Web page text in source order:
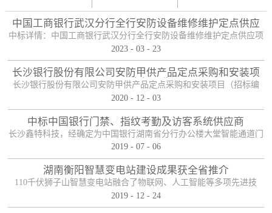
中国工商银行武汉分行全行安防设备维修维护定点供应
项目
中标详情：中国工商银行武汉分行全行安防设备维修维护定点供应项
目（项目编号：HBZTH-FW-2022-106），于2023年2月3日以公开招
定贵单位为本项目2包的入围供应商。中标产品：防护舱
2023 - 03 - 23
长沙银行股份有限公司安防甲供产品定点采购和安装项
目——中标公告
长沙银行股份有限公司安防甲供产品定点采购和安装项目（招标编
号：0646-204HNGL500）评标工作已经结束，经评标委员会认真评
的中标人。包一采购内容为：1、甲级木质防火门；2、防尾随联动互
锁安全门；3、自助银行安全防护门；4、甲级防盗安全门（优质
钢）；5、钢化玻璃自动感应门、防砸玻璃自动感应，和电机；6、银
行专用防盗卷帘门（含电机、控...
2020 - 12 - 03
中标中国银行门禁、指纹考勤及访客系统供应商
长沙鑫特科技，经确定为中国银行湖南省分行办公楼大堂智能通道门
禁、指纹考勤、访客系统采购项目供应商。门禁指纹考勤系统
2019 - 07 - 06
湖南衡阳智慧变电站建设成果获全省推介
110千伏狮子山智慧变电站融合了物联网、人工智能等多项先进技
术，是设备侧电力物联网建设在专业领域的最佳实践。”近日，国网
2019 - 12 - 24